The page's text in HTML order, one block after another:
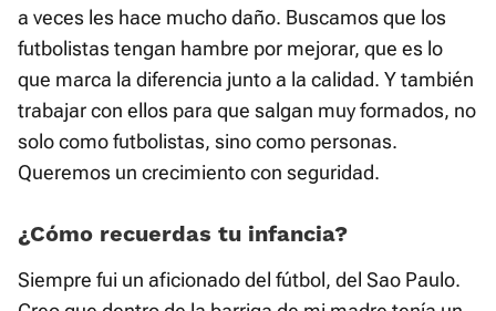
a veces les hace mucho daño. Buscamos que los
futbolistas tengan hambre por mejorar, que es lo
que marca la diferencia junto a la calidad. Y también
trabajar con ellos para que salgan muy formados, no
solo como futbolistas, sino como personas.
Queremos un crecimiento con seguridad.
¿Cómo recuerdas tu infancia?
Siempre fui un aficionado del fútbol, del Sao Paulo.